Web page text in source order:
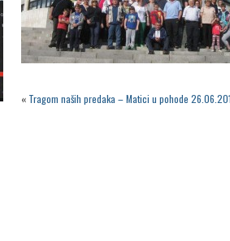
« Tragom naših predaka – Matici u pohode